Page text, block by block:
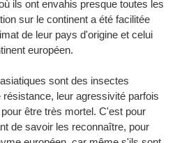
ils ont envahis presque toutes les
sur le continent a été facilitée
de leur pays d'origine et celui
européen.
sont des insectes
leur agressivité parfois
être très mortel. C'est pour
de savoir les reconnaître, pour